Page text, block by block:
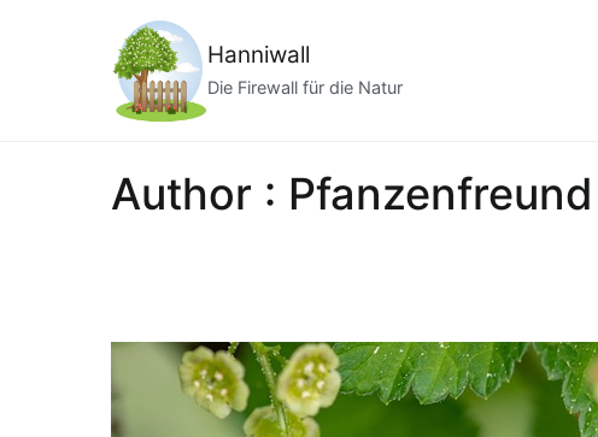
Hanniwall
Die Firewall für die Natur
Author : Pfanzenfreund